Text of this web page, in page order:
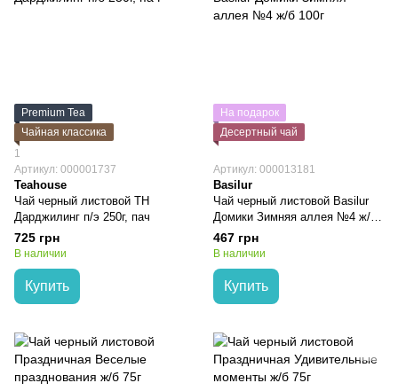
Premium Tea
Чайная классика
1
Артикул: 000001737
Teahouse
Чай черный листовой TH
Дарджилинг п/э 250г, пач
725 грн
В наличии
Купить
На подарок
Десертный чай
Артикул: 000013181
Basilur
Чай черный листовой Basilur
Домики Зимняя аллея №4 ж/б
100г
467 грн
В наличии
Купить